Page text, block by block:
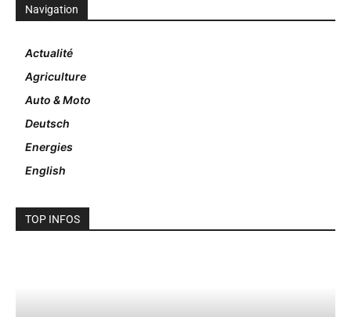
Navigation
Actualité
Agriculture
Auto & Moto
Deutsch
Energies
English
TOP INFOS